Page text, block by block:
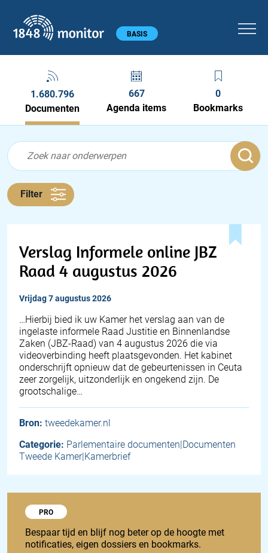
Hoofdmenu BASIS
1.680.796
Documenten
667
Agenda items
0
Bookmarks
Documenten feed
Feed
Filter
Verslag Informele online JBZ
Raad 4 augustus 2026
vrijdag 7 augustus 2026
… Hierbij bied ik uw Kamer het verslag aan van de
ingelaste informele Raad Justitie en Binnenlandse
Zaken (JBZ-Raad) van 4 augustus 2026 die via
videoverbinding heeft plaatsgevonden. Het kabinet
onderschrijft opnieuw dat de gebeurtenissen in Ceuta
zeer zorgelijk, uitzonderlijk en ongekend zijn. De
grootschalige…
Bron: tweedekamer.nl
Categorie: Parlementaire documenten|Documenten
Tweede Kamer|Kamerbrief
Probeer 1848 Pro
PRO
Bespaar tijd en blijf nog beter op de hoogte met
notificaties, eigen dossiers en bookmarks.